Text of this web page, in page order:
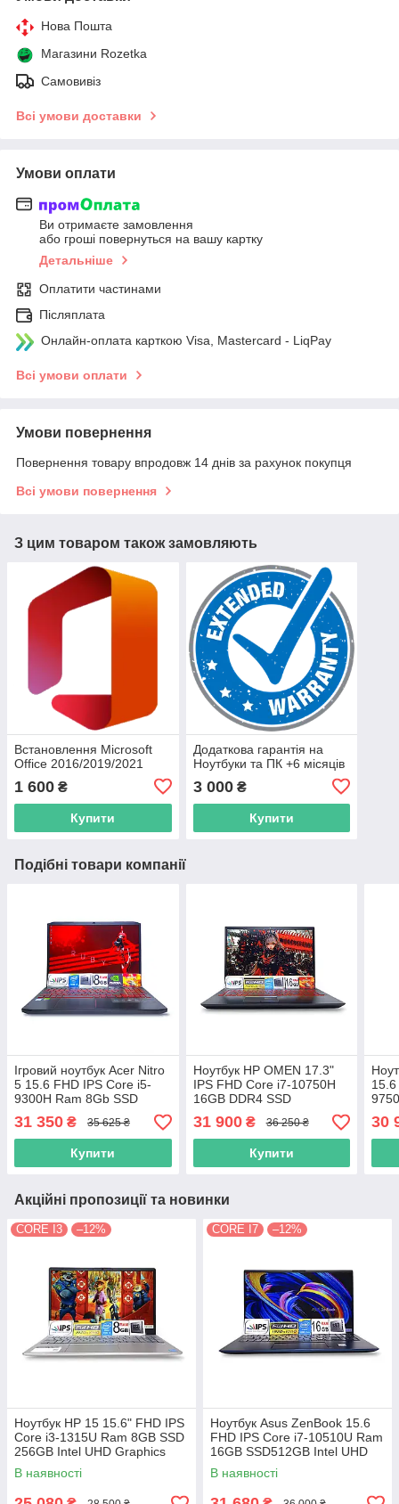
Нова Пошта
Магазини Rozetka
Самовивіз
Всі умови доставки
Умови оплати
Ви отримаєте замовлення
або гроші повернуться на вашу картку
Детальніше
Оплатити частинами
Післяплата
Онлайн-оплата карткою Visa, Mastercard - LiqPay
Всі умови оплати
Умови повернення
Повернення товару впродовж 14 днів за рахунок покупця
Всі умови повернення
З цим товаром також замовляють
Встановлення Microsoft
Office 2016/2019/2021
1 600 ₴
Купити
Додаткова гарантія на
Ноутбуки та ПК +6 місяців
3 000₴
Купити
Подібні товари компанії
Ігровий ноутбук Acer Nitro
5 15.6 FHD IPS Core i5-
9300H Ram 8Gb SSD
128GB+ 1TB HDD Nvidia
GeForce GTX1650 4GB
31 350 ₴ 35 625 ₴
Купити
Ноутбук HP OMEN 17.3"
IPS FHD Core i7-10750H
16GB DDR4 SSD
256GB+1TB HDD Nvidia
GTX 1660TI 6GB
31 900₴ 36 250 ₴
Купити
30
Акційні пропозиції та новинки
CORE I3 –12%
Ноутбук HP 15 15.6" FHD IPS
Сore i3-1315U Ram 8GB SSD
256GB Intel UHD Graphics
В наявності
CORE I7 –12%
Ноутбук Asus ZenBook 15.6
FHD IPS Core i7-10510U Ram
16GB SSD512GB Intel UHD
Graphics
В наявності